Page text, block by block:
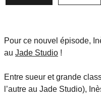
Pour ce nouvel épisode,
au Jade Studio !
Entre sueur et grande
l’autre au Jade Studio),